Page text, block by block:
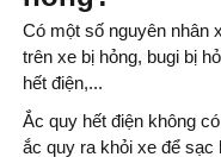
Có một số nguyên nhân
trên xe bị hỏng, bugi bị
hết điện,...
Ắc quy hết điện không
ắc quy ra khỏi xe để sạc